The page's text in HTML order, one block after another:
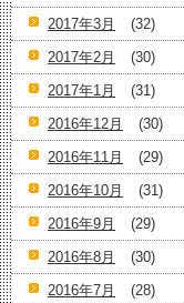
2017年3月
(32)
2017年2月
(30)
2017年1月
(31)
2016年12月
(30)
2016年11月
(29)
2016年10月
(31)
2016年9月
(29)
2016年8月
(30)
2016年7月
(28)